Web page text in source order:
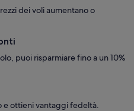
dei voli aumentano o
puoi risparmiare fino a un 10%
e ottieni vantaggi fedeltà.